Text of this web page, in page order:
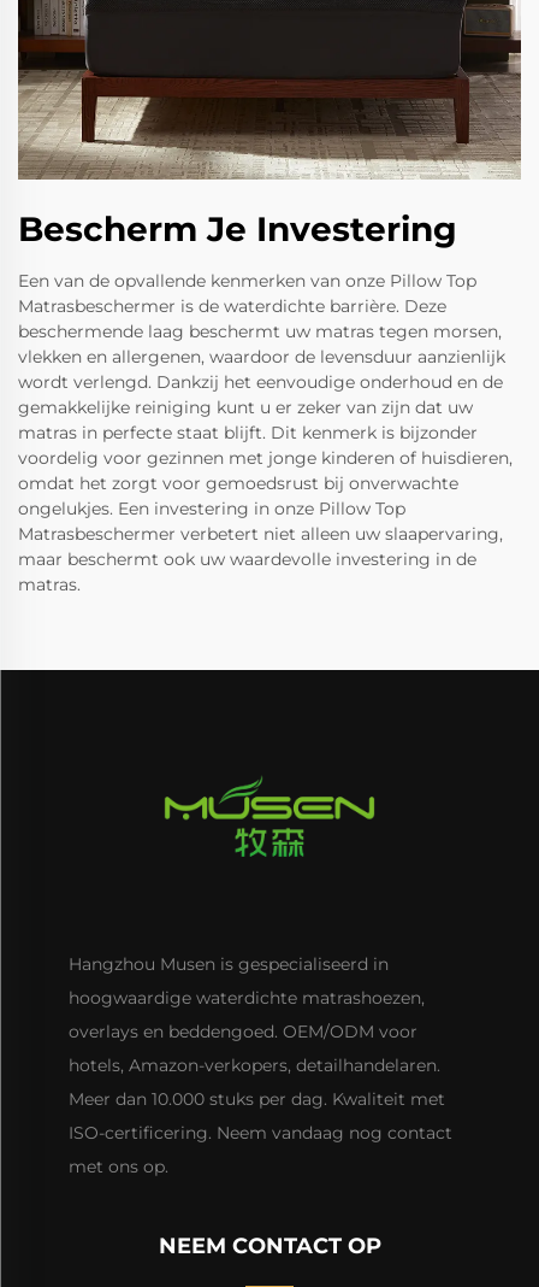
Bescherm Je Investering
Een van de opvallende kenmerken van onze Pillow Top
Matrasbeschermer is de waterdichte barrière. Deze
beschermende laag beschermt uw matras tegen morsen,
vlekken en allergenen, waardoor de levensduur aanzienlijk
wordt verlengd. Dankzij het eenvoudige onderhoud en de
gemakkelijke reiniging kunt u er zeker van zijn dat uw
matras in perfecte staat blijft. Dit kenmerk is bijzonder
voordelig voor gezinnen met jonge kinderen of huisdieren,
omdat het zorgt voor gemoedsrust bij onverwachte
ongelukjes. Een investering in onze Pillow Top
Matrasbeschermer verbetert niet alleen uw slaapervaring,
maar beschermt ook uw waardevolle investering in de
matras.
Hangzhou Musen is gespecialiseerd in
hoogwaardige waterdichte matrashoezen,
overlays en beddengoed. OEM/ODM voor
hotels, Amazon-verkopers, detailhandelaren.
Meer dan 10.000 stuks per dag. Kwaliteit met
ISO-certificering. Neem vandaag nog contact
met ons op.
NEEM CONTACT OP